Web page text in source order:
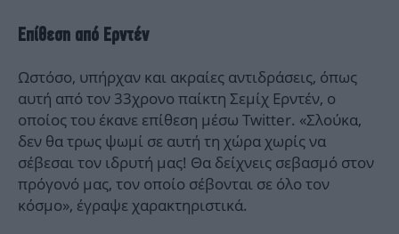
Επίθεση από Ερντέν
Ωστόσο, υπήρχαν και ακραίες αντιδράσεις, όπως
αυτή από τον 33χρονο παίκτη Σεμίχ Ερντέν, ο
οποίος του έκανε επίθεση μέσω Twitter. «Σλούκα,
δεν θα τρως ψωμί σε αυτή τη χώρα χωρίς να
σέβεσαι τον ιδρυτή μας! Θα δείχνεις σεβασμό στον
πρόγονό μας, τον οποίο σέβονται σε όλο τον
κόσμο», έγραψε χαρακτηριστικά.